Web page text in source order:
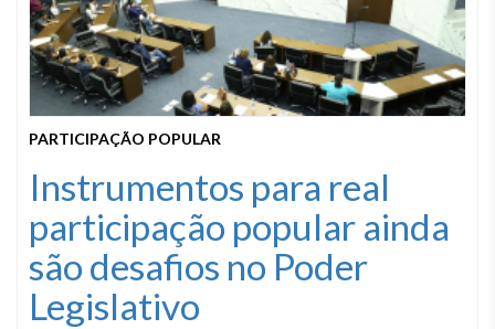
PARTICIPAÇÃO POPULAR
Instrumentos para real
participação popular ainda
são desafios no Poder
Legislativo